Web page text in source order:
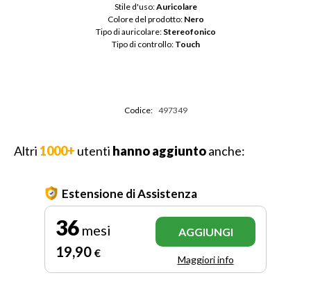
Stile d'uso: Auricolare
Colore del prodotto: Nero
Tipo di auricolare: Stereofonico
Tipo di controllo: Touch
Codice: 497349
Altri 1000+ utenti hanno aggiuntoanche:
Estensione di Assistenza
36 mesi
19,90 €
AGGIUNGI
Maggiori info